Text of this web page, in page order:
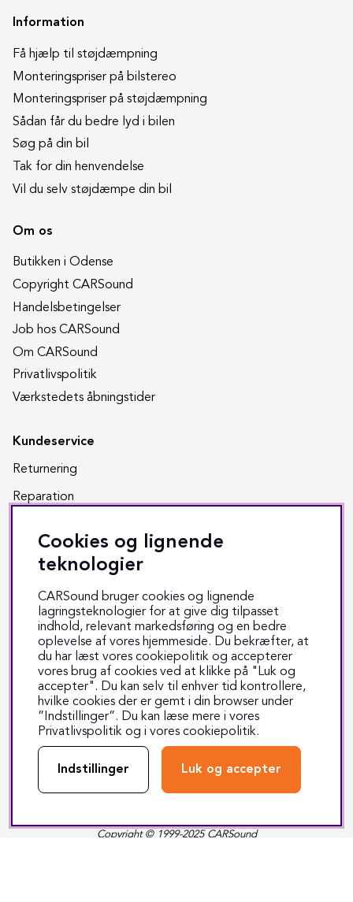
Information
Få hjælp til støjdæmpning
Monteringspriser på bilstereo
Monteringspriser på støjdæmpning
Sådan får du bedre lyd i bilen
Søg på din bil
Tak for din henvendelse
Vil du selv støjdæmpe din bil
Om os
Butikken i Odense
Copyright CARSound
Handelsbetingelser
Job hos CARSound
Om CARSound
Privatlivspolitik
Værkstedets åbningstider
Kundeservice
Returnering
Reparation
Sociale medier
Facebook
Instagram
Youtube
TikTok
Copyright © 1999-2025 CARSound
Cookies og lignende
teknologier
CARSound bruger cookies og lignende
lagringsteknologier for at give dig tilpasset
indhold, relevant markedsføring og en bedre
oplevelse af vores hjemmeside. Du bekræfter, at
du har læst vores cookiepolitik og accepterer
vores brug af cookies ved at klikke på "Luk og
accepter". Du kan selv til enhver tid kontrollere,
hvilke cookies der er gemt i din browser under
”Indstillinger”. Du kan læse mere i vores
Privatlivspolitik og i vores cookiepolitik.
Indstillinger Luk og accepter